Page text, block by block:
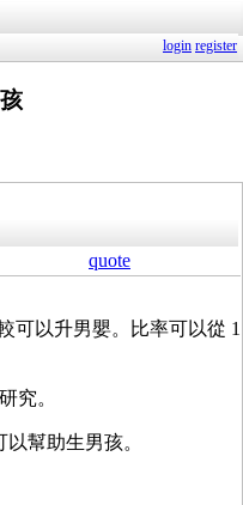
login register
quote
可以升男嬰。比率可以從 1
究。
幫助生男孩。